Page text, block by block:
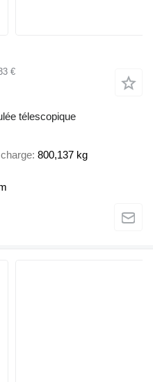
€
télescopique
800,137 kg